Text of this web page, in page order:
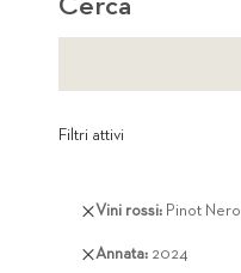
Cerca
Filtri attivi
Vini rossi Pinot Nero
Rimuovi
articolo
Annata 2024
Rimuovi